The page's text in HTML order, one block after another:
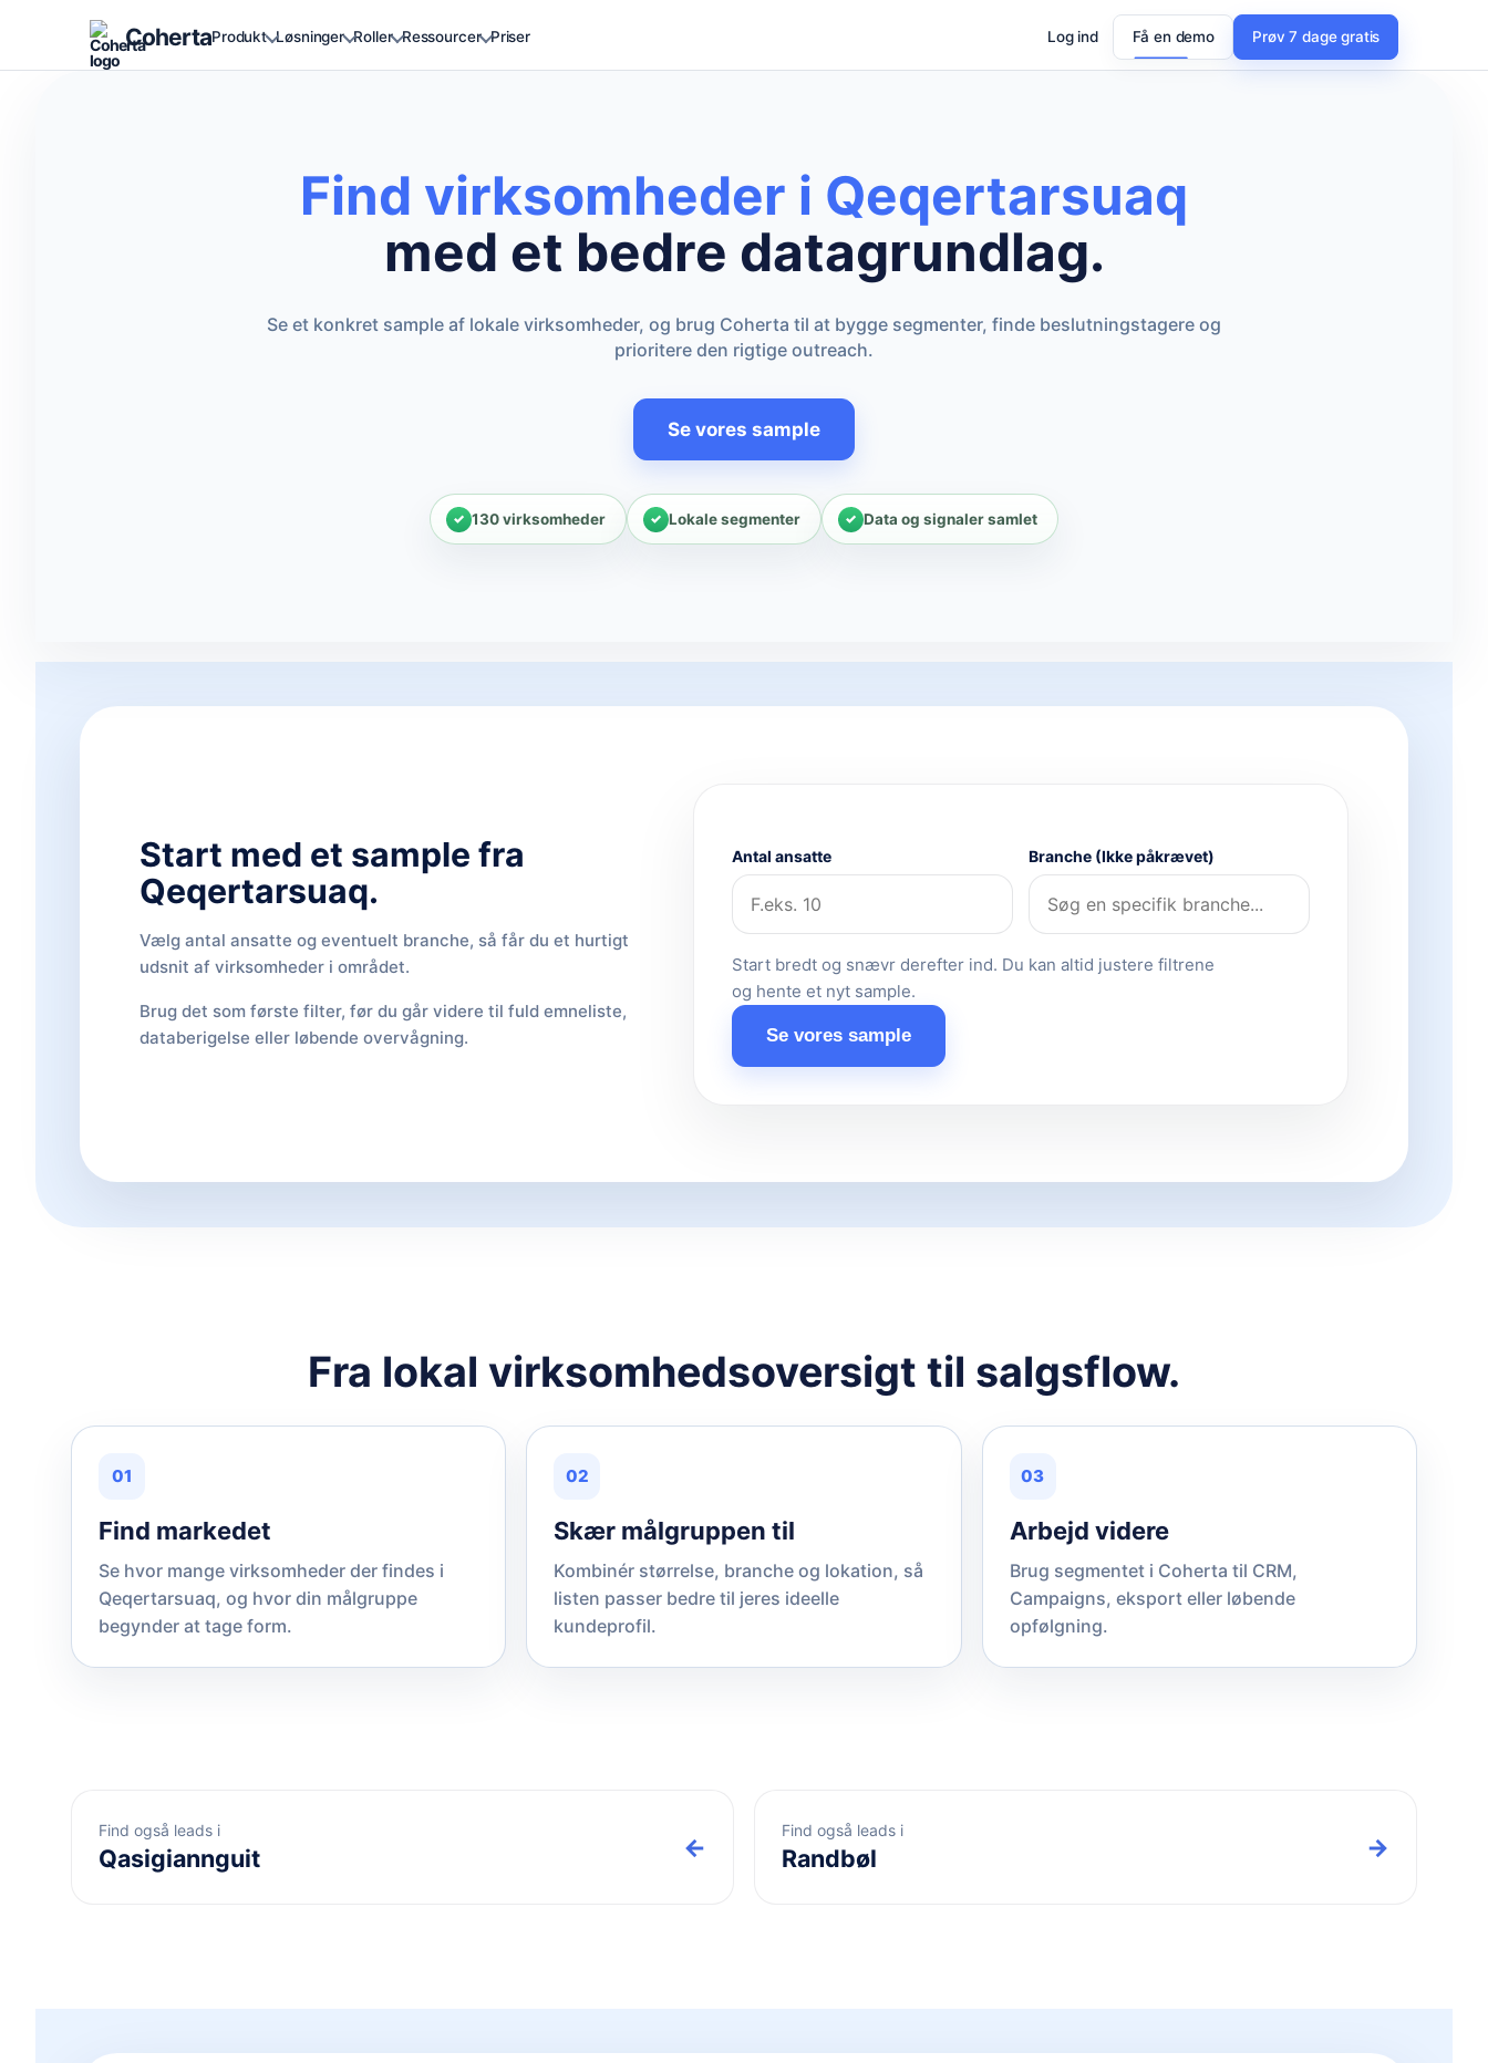
CohertaProdukt Løsninger Roller Ressourcer Priser Log ind Få en demo Prøv 7 dage gratis
Find virksomheder i Qeqertarsuaq
med et bedre datagrundlag.
Se et konkret sample af lokale virksomheder, og brug Coherta til at bygge segmenter, finde beslutningstagere og
prioritere den rigtige outreach.
Se vores sample
130 virksomheder Lokale segmenter Data og signaler samlet
Start med et sample fra
Qeqertarsuaq.
Vælg antal ansatte og eventuelt branche, så får du et hurtigt
udsnit af virksomheder i området.
Brug det som første filter, før du går videre til fuld emneliste,
databerigelse eller løbende overvågning.
Antal ansatte Branche (Ikke påkrævet)
Start bredt og snævr derefter ind. Du kan altid justere filtrene
og hente et nyt sample.
Se vores sample
Fra lokal virksomhedsoversigt til salgsflow.
01
Find markedet
Se hvor mange virksomheder der findes i
Qeqertarsuaq, og hvor din målgruppe
begynder at tage form.
02
Skær målgruppen til
Kombinér størrelse, branche og lokation, så
listen passer bedre til jeres ideelle
kundeprofil.
03
Arbejd videre
Brug segmentet i Coherta til CRM,
Campaigns, eksport eller løbende
opfølgning.
Find også leads i
Qasigiannguit ←
Find også leads i
Randbøl →